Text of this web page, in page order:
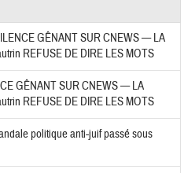
GÊNANT SUR CNEWS — LA
REFUSE DE DIRE LES MOTS
GÊNANT SUR CNEWS — LA
REFUSE DE DIRE LES MOTS
politique anti-juif passé sous